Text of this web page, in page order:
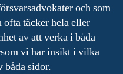
och som
ofta täcker hela eller
av att verka i båda
vi har insikt i vilka
båda sidor.